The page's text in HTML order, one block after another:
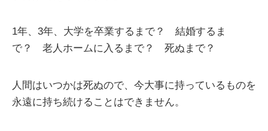
1年、3年、大学を卒業するまで？ 結婚するま
で？ 老人ホームに入るまで？ 死ぬまで？
人間はいつかは死ぬので、今大事に持っているものを
永遠に持ち続けることはできません。